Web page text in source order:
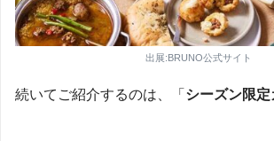
出展:BRUNO公式サイト
続いてご紹介するのは、「 シーズン限定